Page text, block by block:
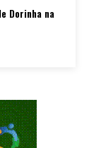
Dorinha na